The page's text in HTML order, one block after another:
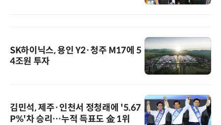
SK하이닉스, 용인 Y2·청주 M17에 5
4조원 투자
김민석, 제주·인천서 정청래에 '5.67
P%'차 승리…누적 득표도 金 1위